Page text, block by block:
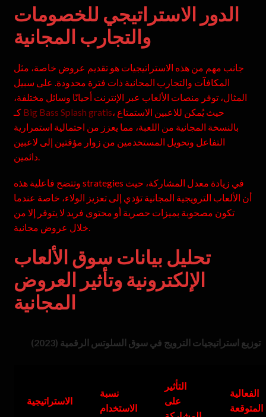
الدور الاستراتيجي للخصومات
والتجارب المجانية
جانب مهم من هذه الاستراتيجيات هو تقديم عروض خاصة، مثل
المكافآت والتجارب المجانية ذات فترة محدودة. على سبيل
المثال، توفر منصات الألعاب عبر الإنترنت أحيانًا وسائل مختلفة،
كـ Big Bass Splash gratis، حيث يُمكن للاعبين الاستمتاع
بالنسخة المجانية من اللعبة، مما يعزز من احتمالية استمرارية
التفاعل وتحويل المستخدمين من زوار مؤقتين إلى لاعبين
دائمين.
وتتضح فاعلية هذه strategies في زيادة معدل المشاركة، حيث
أن الألعاب الترويجية المجانية تؤدي إلى تعزيز الولاء، خاصة عندما
تكون مصحوبة بميزات حصرية أو محتوى فريد لا يتوفر إلا من
خلال عروض مجانية.
تحليل بيانات سوق الألعاب
الإلكترونية وتأثير العروض
المجانية
توزيع استراتيجيات الترويج في سوق السلوتس الرقمية (2023)
الاستراتيجية
نسبة
الاستخدام
التأثير
على
الفعالية
المتوقعة